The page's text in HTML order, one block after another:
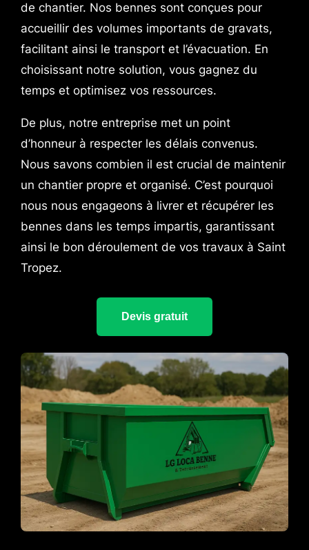
de chantier. Nos bennes sont conçues pour
accueillir des volumes importants de gravats,
facilitant ainsi le transport et l’évacuation. En
choisissant notre solution, vous gagnez du
temps et optimisez vos ressources.
De plus, notre entreprise met un point
d’honneur à respecter les délais convenus.
Nous savons combien il est crucial de maintenir
un chantier propre et organisé. C’est pourquoi
nous nous engageons à livrer et récupérer les
bennes dans les temps impartis, garantissant
ainsi le bon déroulement de vos travaux à Saint
Tropez.
Devis gratuit